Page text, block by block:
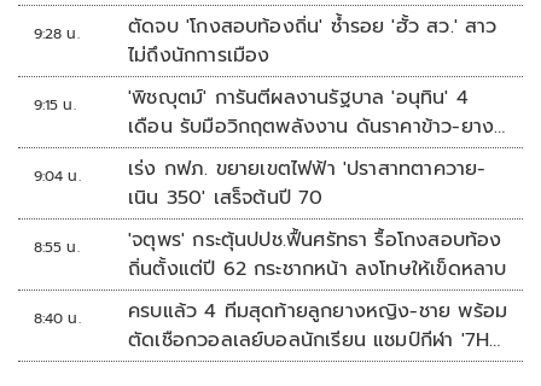
9:28 น.
ตัดจบ 'โกงสอบท้องถิ่น' ซ้ำรอย 'ฮั้ว สว.' สาว
ไม่ถึงนักการเมือง
9:15 น.
'พิชญุตม์' การันตีผลงานรัฐบาล 'อนุทิน' 4
เดือน รับมือวิกฤตพลังงาน ดันราคาข้าว-ยาง-
ปาล์ม พุ่งต่อเนื่อง พร้อมอัดมาตรการช่วยลด
ต้นทุน-ขยายตลาดโลก
9:04 น.
เร่ง กฟภ. ขยายเขตไฟฟ้า 'ปราสาทตาควาย-
เนิน 350' เสร็จต้นปี 70
8:55 น.
'จตุพร' กระตุ้นปปช.ฟื้นศรัทธา รื้อโกงสอบท้อง
ถิ่นตั้งแต่ปี 62 กระชากหน้า ลงโทษให้เข็ดหลาบ
8:40 น.
ครบแล้ว 4 ทีมสุดท้ายลูกยางหญิง-ชาย พร้อม
ตัดเชือกวอลเลย์บอลนักเรียน แชมป์กีฬา '7HD
2026'